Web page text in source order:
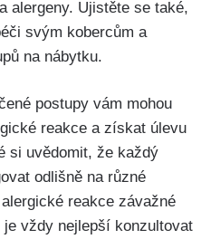
alergeny. Ujistěte se také,
svým kobercům a
na nábytku.
postupy vám mohou
reakce a získat úlevu
si uvědomit, že každý
odlišně na různé
reakce závažné
vždy nejlepší konzultovat